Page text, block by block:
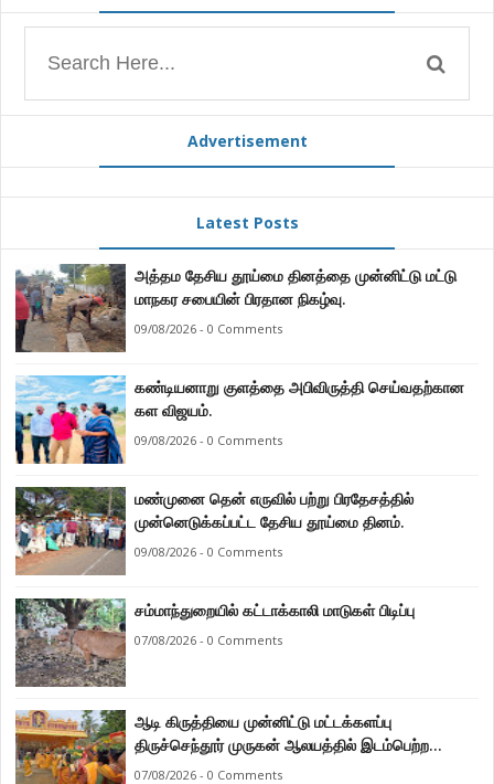
Advertisement
Latest Posts
அத்தம தேசிய தூய்மை தினத்தை முன்னிட்டு மட்டு
மாநகர சபையின் பிரதான நிகழ்வு.
09/08/2026 - 0 Comments
கண்டியனாறு குளத்தை அபிவிருத்தி செய்வதற்கான
கள விஜயம்.
09/08/2026 - 0 Comments
மண்முனை தென் எருவில் பற்று பிரதேசத்தில்
முன்னெடுக்கப்பட்ட தேசிய தூய்மை தினம்.
09/08/2026 - 0 Comments
சம்மாந்துறையில் கட்டாக்காலி மாடுகள் பிடிப்பு
07/08/2026 - 0 Comments
ஆடி கிருத்தியை முன்னிட்டு மட்டக்களப்பு
திருச்செந்தூர் முருகன் ஆலயத்தில் இடம்பெற்ற
பால்குட பவனி 1008 சங்கா ஆபிஷேக நிகழ்வு.
07/08/2026 - 0 Comments